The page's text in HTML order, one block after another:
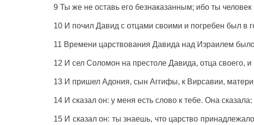
9 Ты же не оставьего безнаказанным; ибо ты человек
10 И почил Давид с отцами своими и погребен был в
11 Времени царствования Давида над Израилем
12 И сел Соломон на престоле Давида, отца своего, и
13 И пришел Адония, сын Аггифы, к Вирсавии, матери
14 И сказалон: у меня есть словок тебе. Она сказала:
15 И сказалон: тызнаешь, что царство